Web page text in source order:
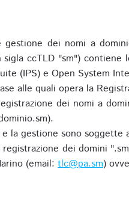
gestione dei nomi a
ccTLD "sm")
(IPS) e Open System
alle quali opera la
dei nomi a
la gestione sono
dei domini
(email: tlc@pa.sm)